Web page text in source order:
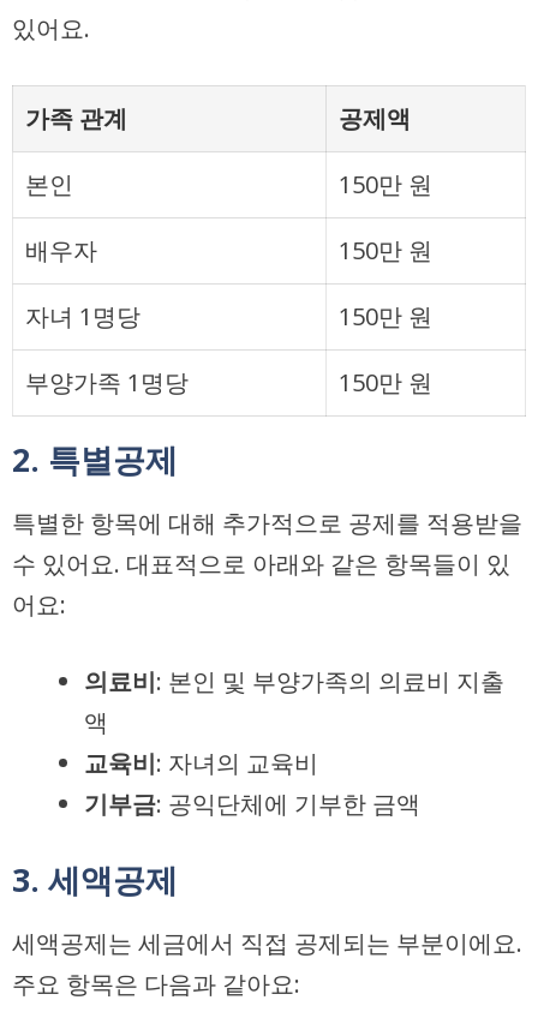
있어요.
가족 관계 공제액
본인 150만 원
배우자 150만 원
자녀 1명당 150만 원
부양가족 1명당 150만 원
2. 특별공제
특별한 항목에 대해 추가적으로 공제를 적용받을
수 있어요. 대표적으로 아래와 같은 항목들이 있
어요:
의료비: 본인 및 부양가족의 의료비 지출
액
교육비: 자녀의 교육비
기부금: 공익단체에 기부한 금액
3. 세액공제
세액공제는 세금에서 직접 공제되는 부분이에요.
주요 항목은 다음과 같아요: